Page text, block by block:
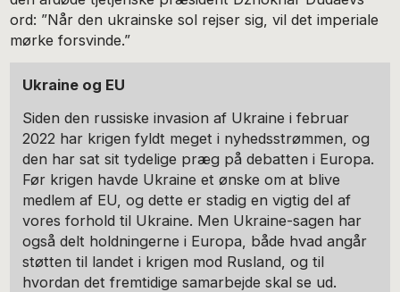
ord: ”Når den ukrainske sol rejser sig, vil det imperiale
mørke forsvinde.”
Ukraine og EU
Siden den russiske invasion af Ukraine i februar
2022 har krigen fyldt meget i nyhedsstrømmen, og
den har sat sit tydelige præg på debatten i Europa.
Før krigen havde Ukraine et ønske om at blive
medlem af EU, og dette er stadig en vigtig del af
vores forhold til Ukraine. Men Ukraine-sagen har
også delt holdningerne i Europa, både hvad angår
støtten til landet i krigen mod Rusland, og til
hvordan det fremtidige samarbejde skal se ud.